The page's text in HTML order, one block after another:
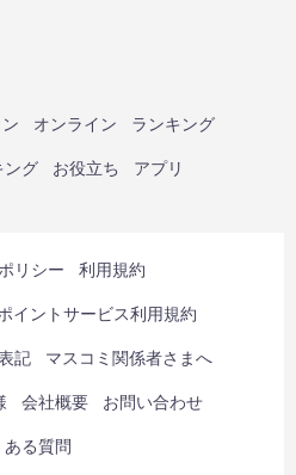
オンライン ランキング
ング お役立ち アプリ
リシー 利用規約
イントサービス利用規約
記 マスコミ関係者さまへ
会社概要 お問い合わせ
ある質問